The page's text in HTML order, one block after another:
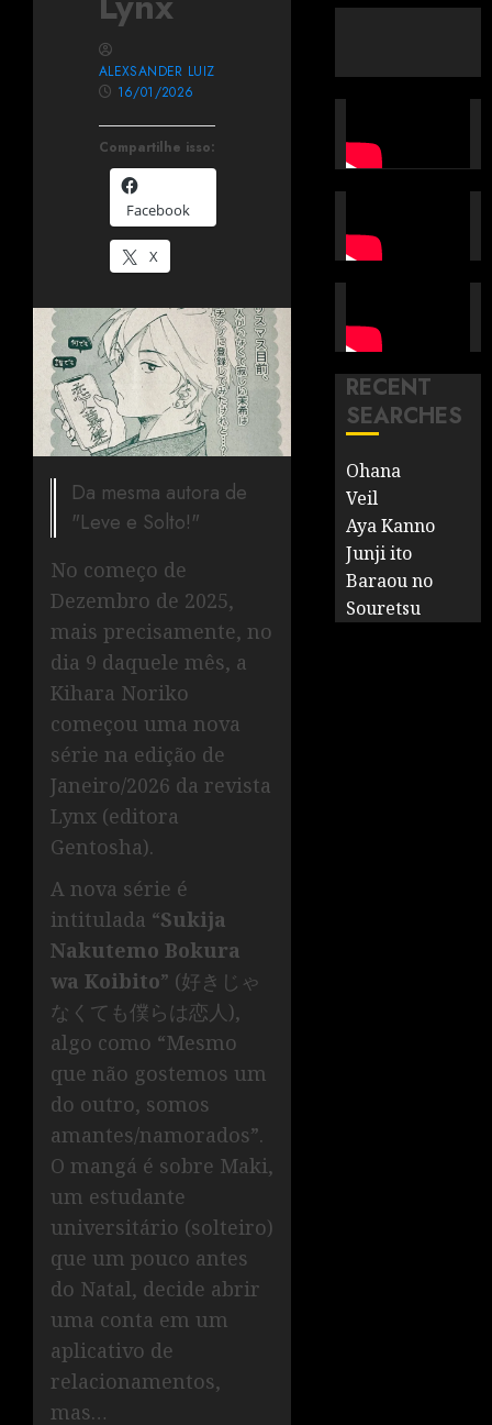
Compartilhe isso:
Facebook
X
ALEXSANDER LUIZ
16/01/2026
Da mesma autora de
"Leve e Solto!"
No começo de
Dezembro de 2025,
mais precisamente, no
dia 9 daquele mês, a
Kihara Noriko
começou uma nova
série na edição de
Janeiro/2026 da revista
Lynx (editora
Gentosha).
A nova série é
intitulada “Sukija
Nakutemo Bokura
wa Koibito” (好きじゃ
なくても僕らは恋人),
algo como “Mesmo
que não gostemos um
do outro, somos
amantes/namorados”.
O mangá é sobre Maki,
um estudante
universitário (solteiro)
que um pouco antes
do Natal, decide abrir
uma conta em um
aplicativo de
relacionamentos,
mas…
RECENT
SEARCHES
Ohana
Veil
Aya Kanno
Junji ito
Baraou no
Souretsu